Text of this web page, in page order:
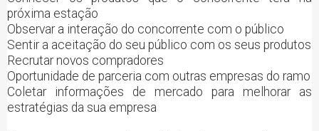
próxima estação
Observar a interação do concorrente com o público
Sentir a aceitação do seu público com os seus produtos
Recrutar novos compradores
Oportunidade de parceria com outras empresas do ramo
Coletar informações de mercado para melhorar as
estratégias da sua empresa